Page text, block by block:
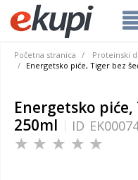
Početna stranica
Proteinski
Energetsko piće, Tiger bez
Energetsko piće,
250ml
ID